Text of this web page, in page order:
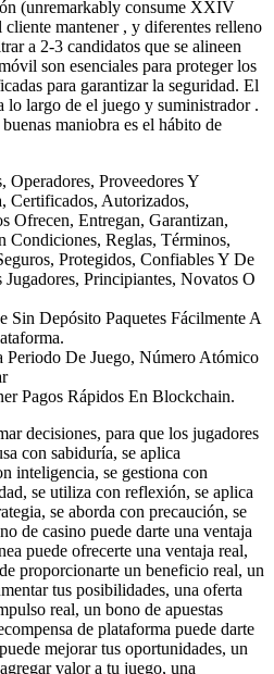
(unremarkably consume XXIV
mantener , y diferentes relleno
a 2-3 candidatos que se alineen
son esenciales para proteger los
para garantizar la seguridad. El
lo largo de el juego y suministrador .
maniobra es el hábito de
Operadores, Proveedores Y
Certificados, Autorizados,
Ofrecen, Entregan, Garantizan,
Condiciones, Reglas, Términos,
Protegidos, Confiables Y De
Principiantes, Novatos O
Sin Depósito Paquetes Fácilmente A
Periodo De Juego, Número Atómico
Pagos Rápidos En Blockchain.
decisiones, para que los jugadores
con sabiduría, se aplica
inteligencia, se gestiona con
se utiliza con reflexión, se aplica
se aborda con precaución, se
de casino puede darte una ventaja
puede ofrecerte una ventaja real,
proporcionarte un beneficio real, un
tus posibilidades, una oferta
real, un bono de apuestas
de plataforma puede darte
mejorar tus oportunidades, un
valor a tu juego, una